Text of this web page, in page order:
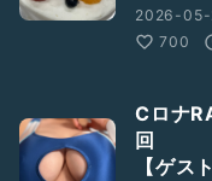
2026-05-
700
Cロナ
【ゲス